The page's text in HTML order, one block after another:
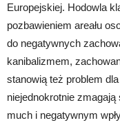
Europejskiej. Hodowla
pozbawieniem areału
do negatywnych
kanibalizmem,
stanowią też problem
niejednokrotnie
much i negatywnym